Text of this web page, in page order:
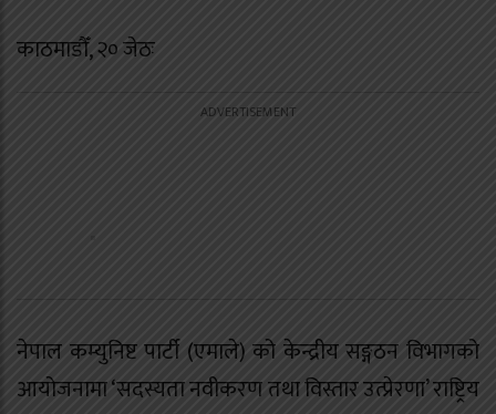
काठमाडौँ, २० जेठः
नेपाल कम्युनिष्ट पार्टी (एमाले) को केन्द्रीय सङ्गठन विभागको
आयोजनामा ‘सदस्यता नवीकरण तथा विस्तार उत्प्रेरणा’ राष्ट्रिय